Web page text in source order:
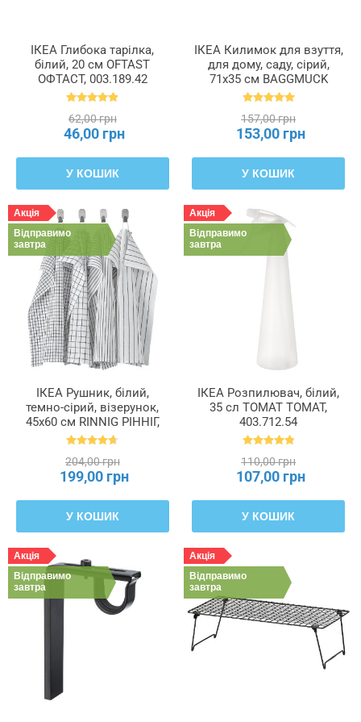
ІКЕА Глибока тарілка,
білий, 20 см OFTAST
ОФТАСТ, 003.189.42
62,00 грн
46,00 грн
У КОШИК
ІКЕА Килимок для взуття,
для дому, саду, сірий,
71x35 см BAGGMUCK
БАГГМУКК, 603.297.11
157,00 грн
153,00 грн
У КОШИК
Акція
Відправимо
завтра
ІКЕА Рушник, білий,
темно-сірий, візерунок,
45x60 см RINNIG РІННІГ,
204.763.46
204,00 грн
199,00 грн
У КОШИК
Акція
Відправимо
завтра
ІКЕА Розпилювач, білий,
35 сл TOMAT ТОМАТ,
403.712.54
110,00 грн
107,00 грн
У КОШИК
Акція
Відправимо
завтра
Акція
Відправимо
завтра